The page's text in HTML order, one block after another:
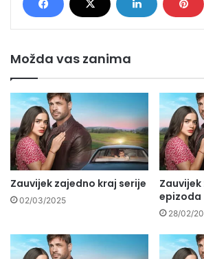
Možda vas zanima
Zauvijek zajedno kraj serije
02/03/2025
epizoda
28/02/